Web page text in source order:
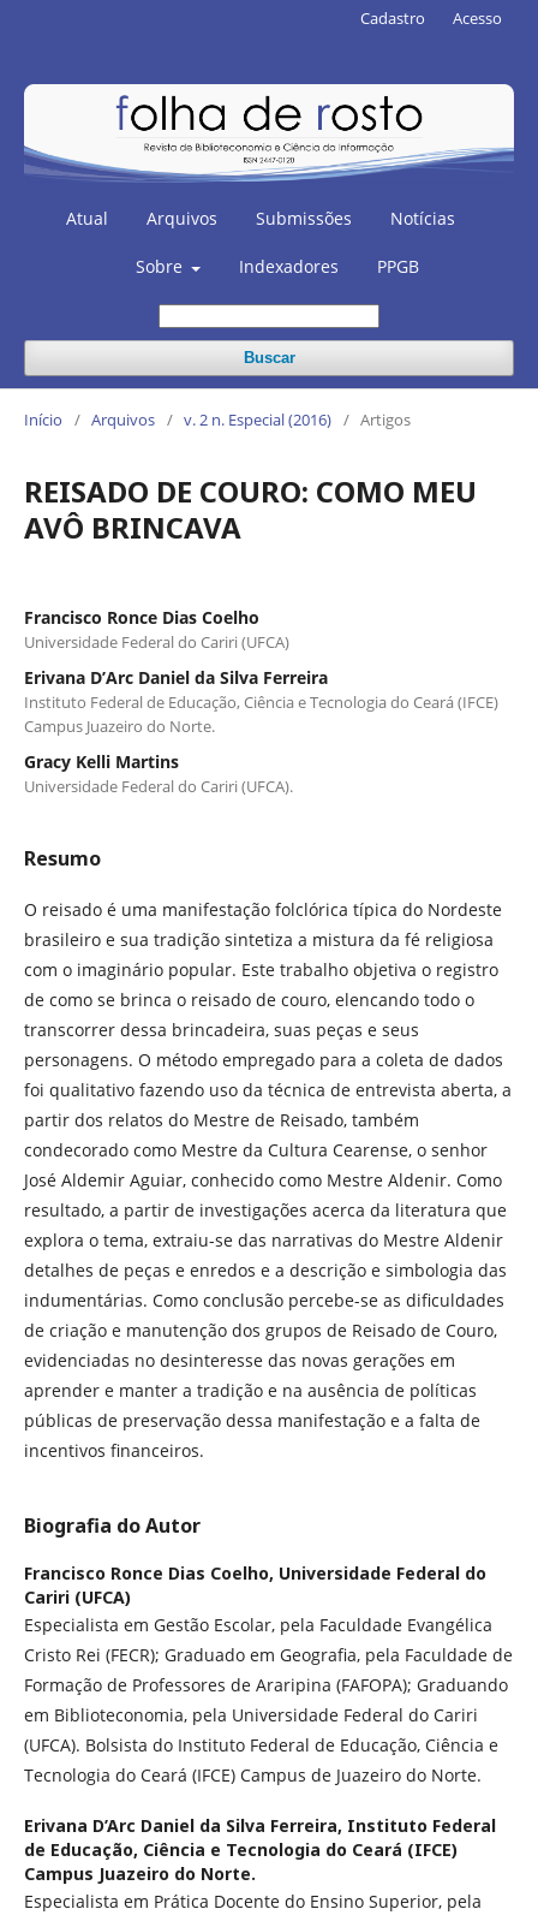
Atual Arquivos Submissões Notícias
Sobre Indexadores PPGB
Buscar
Cadastro Acesso
Início / Arquivos / v. 2 n. Especial (2016) / Artigos
REISADO DE COURO: COMO MEU
AVÔ BRINCAVA
Francisco Ronce Dias Coelho
Universidade Federal do Cariri (UFCA)
Erivana D’Arc Daniel da Silva Ferreira
Instituto Federal de Educação, Ciência e Tecnologia do Ceará (IFCE)
Campus Juazeiro do Norte.
Gracy Kelli Martins
Universidade Federal do Cariri (UFCA).
Resumo
O reisado é uma manifestação folclórica típica do Nordeste
brasileiro e sua tradição sintetiza a mistura da fé religiosa
com o imaginário popular. Este trabalho objetiva o registro
de como se brinca o reisado de couro, elencando todo o
transcorrer dessa brincadeira, suas peças e seus
personagens. O método empregado para a coleta de dados
foi qualitativo fazendo uso da técnica de entrevista aberta, a
partir dos relatos do Mestre de Reisado, também
condecorado como Mestre da Cultura Cearense, o senhor
José Aldemir Aguiar, conhecido como Mestre Aldenir. Como
resultado, a partir de investigações acerca da literatura que
explora o tema, extraiu-se das narrativas do Mestre Aldenir
detalhes de peças e enredos e a descrição e simbologia das
indumentárias. Como conclusão percebe-se as dificuldades
de criação e manutenção dos grupos de Reisado de Couro,
evidenciadas no desinteresse das novas gerações em
aprender e manter a tradição e na ausência de políticas
públicas de preservação dessa manifestação e a falta de
incentivos financeiros.
Biografia do Autor
Francisco Ronce Dias Coelho, Universidade Federal do
Cariri (UFCA)
Especialista em Gestão Escolar, pela Faculdade Evangélica
Cristo Rei (FECR); Graduado em Geografia, pela Faculdade de
Formação de Professores de Araripina (FAFOPA); Graduando
em Biblioteconomia, pela Universidade Federal do Cariri
(UFCA). Bolsista do Instituto Federal de Educação, Ciência e
Tecnologia do Ceará (IFCE) Campus de Juazeiro do Norte.
Erivana D’Arc Daniel da Silva Ferreira, Instituto Federal
de Educação, Ciência e Tecnologia do Ceará (IFCE)
Campus Juazeiro do Norte.
Especialista em Prática Docente do Ensino Superior, pela